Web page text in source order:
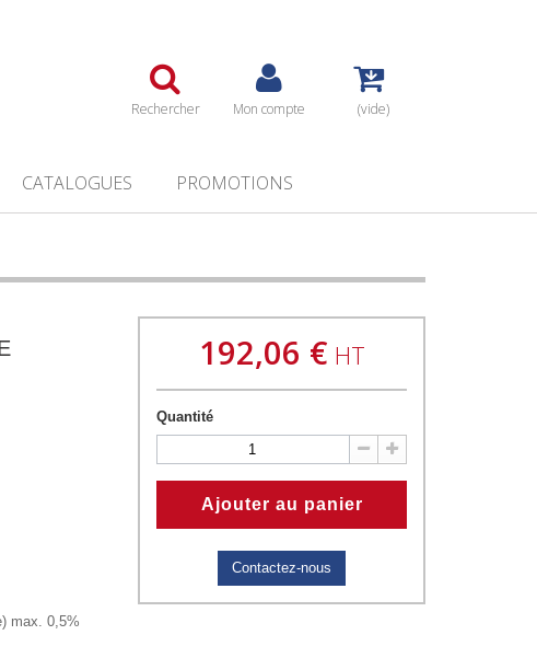
Rechercher Mon compte (vide)
CATALOGUES PROMOTIONS
max. 0,5%
192,06 € HT
Quantité
Ajouter au panier
Contactez-nous